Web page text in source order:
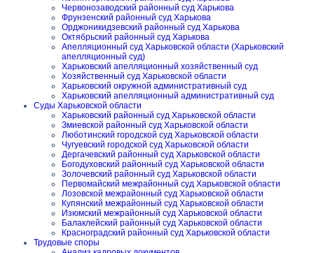
Червонозаводский районный суд Харькова
Фрунзенский районный суд Харькова
Орджоникидзевский районный суд Харькова
Октябрьский районный суд Харькова
Апелляционный суд Харьковской области (Харьковский
апелляционный суд)
Харьковский апелляционный хозяйственный суд
Хозяйственный суд Харьковской области
Харьковский окружной административный суд
Харьковский апелляционный административный суд
Суды Харьковской области
Харьковский районный суд Харьковской области
Змиевской районный суд Харьковской области
Люботинский городской суд Харьковской области
Чугуевский городской суд Харьковской области
Дергачевский районный суд Харьковской области
Богодуховский районный суд Харьковской области
Золочевский районный суд Харьковской области
Первомайский межрайонный суд Харьковской области
Лозовской межрайонный суд Харьковской области
Купянский межрайонный суд Харьковской области
Изюмский межрайонный суд Харьковской области
Балаклейский районный суд Харьковской области
Красноградский районный суд Харьковской области
Трудовые споры